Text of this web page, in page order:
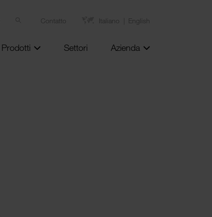
Contatto Italiano English
Prodotti Settori Azienda